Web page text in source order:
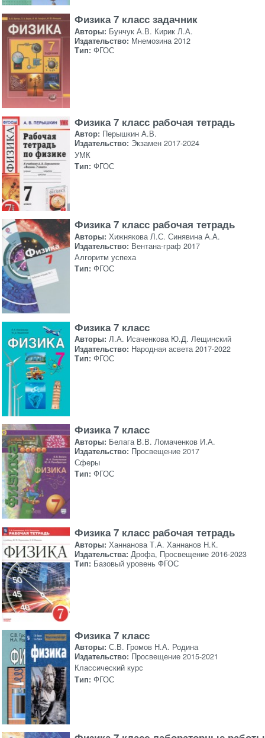
Физика 7 класс задачник
Авторы: Бунчук А.В. Кирик Л.А.
Издательство: Мнемозина 2012
Тип: ФГОС
Физика 7 класс рабочая тетрадь
Автор: Перышкин А.В.
Издательство: Экзамен 2017-2024
УМК
Тип: ФГОС
Физика 7 класс рабочая тетрадь
Авторы: Хижнякова Л.С. Синявина А.А.
Издательство: Вентана-граф 2017
Алгоритм успеха
Тип: ФГОС
Физика 7 класс
Авторы: Л.А. Исаченкова Ю.Д. Лещинский
Издательство: Народная асвета 2017-2022
Тип: ФГОС
Физика 7 класс
Авторы: Белага В.В. Ломаченков И.А.
Издательство: Просвещение 2017
Сферы
Тип: ФГОС
Физика 7 класс рабочая тетрадь
Авторы: Ханнанова Т.А. Ханнанов Н.К.
Издательства: Дрофа, Просвещение 2016-2023
Тип: Базовый уровень ФГОС
Физика 7 класс
Авторы: С.В. Громов Н.А. Родина
Издательство: Просвещение 2015-2021
Классический курс
Тип: ФГОС